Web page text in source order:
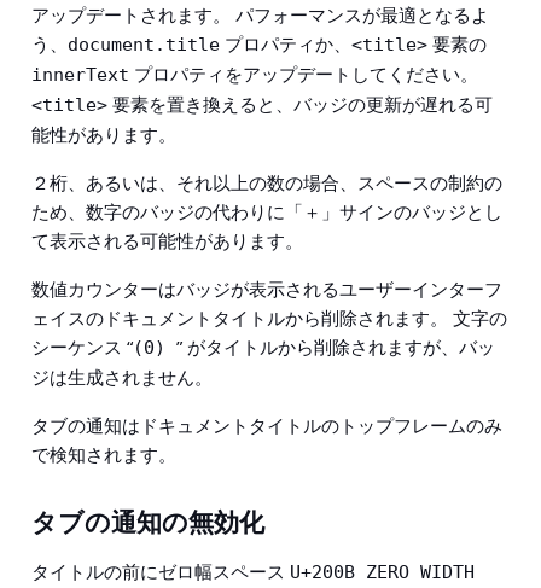
アップデートされます。 パフォーマンスが最適となるよ
う、
document.title プロパティか、 <title> 要素の
innerText プロパティをアップデートしてください。
<title> 要素を置き換えると、バッジの更新が遅れる可
能性があります。
２桁、あるいは、それ以上の数の場合、スペースの制約の
ため、数字のバッジの代わりに「＋」サインのバッジとし
て表示される可能性があります。
数値カウンターはバッジが表示されるユーザーインターフ
ェイスのドキュメントタイトルから削除されます。 文字の
シーケンス “(0) ” がタイトルから削除されますが、バッ
ジは生成されません。
タブの通知はドキュメントタイトルのトップフレームのみ
で検知されます。
タブの通知の無効化
タイトルの前にゼロ幅スペース U+200B ZERO WIDTH